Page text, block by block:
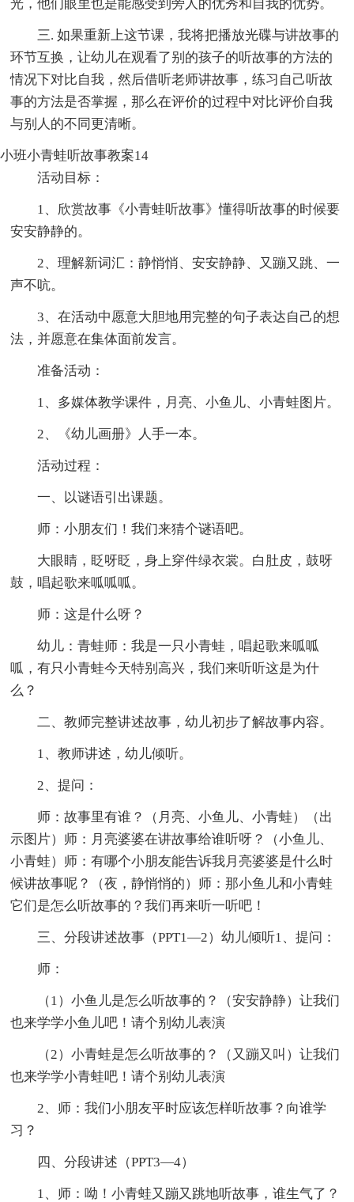
光，他们眼里也是能感受到旁人的优秀和自我的优势。
三. 如果重新上这节课，我将把播放光碟与讲故事的
环节互换，让幼儿在观看了别的孩子的听故事的方法的
情况下对比自我，然后借听老师讲故事，练习自己听故
事的方法是否掌握，那么在评价的过程中对比评价自我
与别人的不同更清晰。
小班小青蛙听故事教案14
活动目标：
1、欣赏故事《小青蛙听故事》懂得听故事的时候要
安安静静的。
2、理解新词汇：静悄悄、安安静静、又蹦又跳、一
声不吭。
3、在活动中愿意大胆地用完整的句子表达自己的想
法，并愿意在集体面前发言。
准备活动：
1、多媒体教学课件，月亮、小鱼儿、小青蛙图片。
2、《幼儿画册》人手一本。
活动过程：
一、以谜语引出课题。
师：小朋友们！我们来猜个谜语吧。
大眼睛，眨呀眨，身上穿件绿衣裳。白肚皮，鼓呀
鼓，唱起歌来呱呱呱。
师：这是什么呀？
幼儿：青蛙师：我是一只小青蛙，唱起歌来呱呱
呱，有只小青蛙今天特别高兴，我们来听听这是为什
么？
二、教师完整讲述故事，幼儿初步了解故事内容。
1、教师讲述，幼儿倾听。
2、提问：
师：故事里有谁？（月亮、小鱼儿、小青蛙）（出
示图片）师：月亮婆婆在讲故事给谁听呀？（小鱼儿、
小青蛙）师：有哪个小朋友能告诉我月亮婆婆是什么时
候讲故事呢？（夜，静悄悄的）师：那小鱼儿和小青蛙
它们是怎么听故事的？我们再来听一听吧！
三、分段讲述故事（PPT1—2）幼儿倾听1、提问：
师：
（1）小鱼儿是怎么听故事的？（安安静静）让我们
也来学学小鱼儿吧！请个别幼儿表演
（2）小青蛙是怎么听故事的？（又蹦又叫）让我们
也来学学小青蛙吧！请个别幼儿表演
2、师：我们小朋友平时应该怎样听故事？向谁学
习？
四、分段讲述（PPT3—4）
1、师：呦！小青蛙又蹦又跳地听故事，谁生气了？